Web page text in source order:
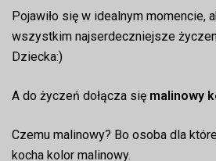
Pojawiło się w idealnym momencie,
wszystkim najserdeczniejsze
Dziecka:)
A do życzeń dołącza się malinowy
Czemu malinowy? Bo osoba dla
kocha kolor malinowy.